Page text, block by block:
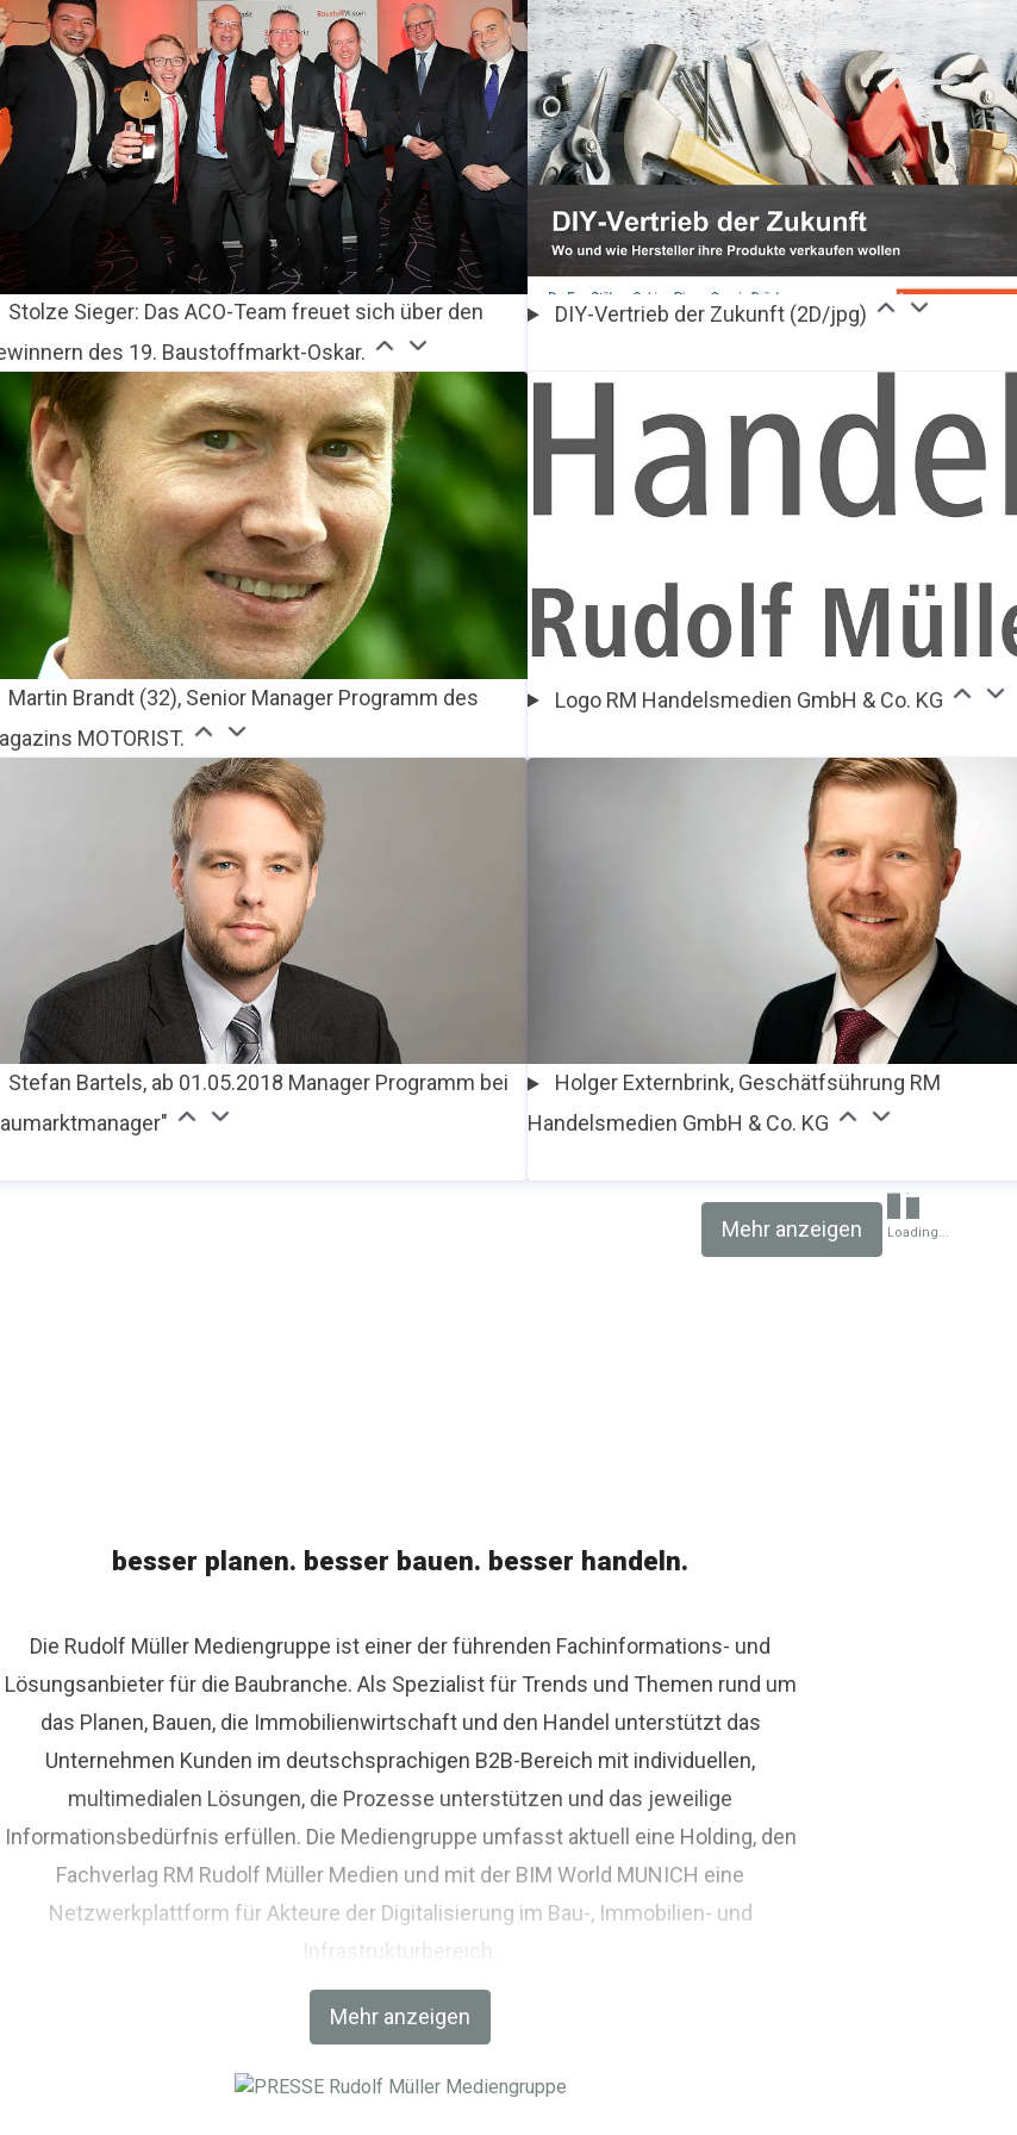
Stolze Sieger: Das ACO-Team freuet sich über den
des 19. Baustoffmarkt-Oskar.
DIY-Vertrieb der Zukunft (2D/jpg)
Martin Brandt (32), Senior Manager Programm des
MOTORIST.
Logo RM Handelsmedien GmbH & Co. KG
Stefan Bartels, ab 01.05.2018 Manager Programm bei
Holger Externbrink, Geschätfsührung RM
Handelsmedien GmbH & Co. KG
Mehr anzeigen Loading...
besser planen. besser bauen. besser handeln.
Mehr anzeigen
Die Rudolf Müller Mediengruppe ist einer der führenden Fachinformations- und
Lösungsanbieter für die Baubranche. Als Spezialist für Trends und Themen rund um
das Planen, Bauen, die Immobilienwirtschaft und den Handel unterstützt das
Unternehmen Kunden im deutschsprachigen B2B-Bereich mit individuellen,
multimedialen Lösungen, die Prozesse unterstützen und das jeweilige
Informationsbedürfnis erfüllen. Die Mediengruppe umfasst aktuell eine Holding, den
Fachverlag RM Rudolf Müller Medien und mit der BIM World MUNICH eine
Netzwerkplattform für Akteure der Digitalisierung im Bau-, Immobilien- und
Infrastrukturbereich.